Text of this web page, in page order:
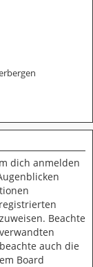
dich anmelden
Beachte
auch die
Board